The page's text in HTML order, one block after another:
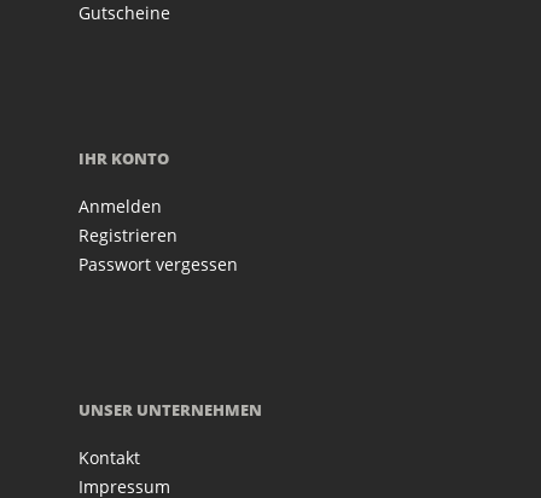
Gutscheine
IHR KONTO
Anmelden
Registrieren
Passwort vergessen
UNSER UNTERNEHMEN
Kontakt
Impressum